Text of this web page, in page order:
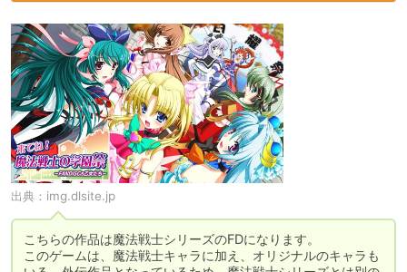
出典： img.dlsite.jp
こちらの作品は魔法戦士シリーズのFDになります。
このゲームは、魔法戦士キャラに加え、オリジナルのキャラも